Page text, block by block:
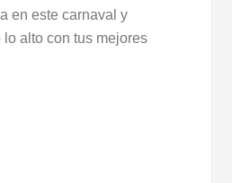
en este carnaval y
alto con tus mejores